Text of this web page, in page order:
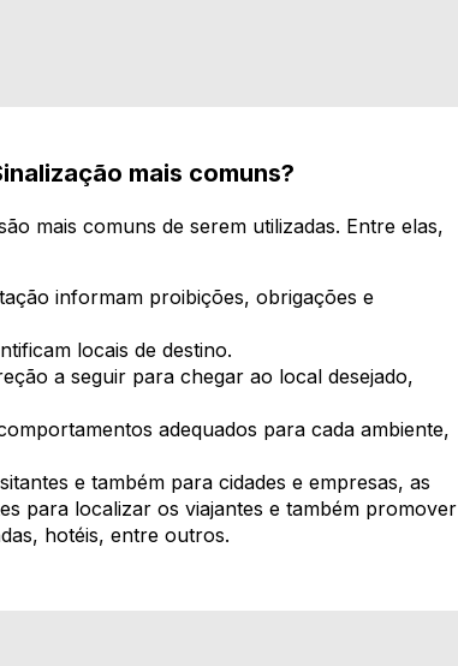
mais comuns?
mais comuns de serem utilizadas. Entre elas,
informam proibições, obrigações e
locais de destino.
a seguir para chegar ao local desejado,
adequados para cada ambiente,
e também para cidades e empresas, as
para localizar os viajantes e também promover
hotéis, entre outros.